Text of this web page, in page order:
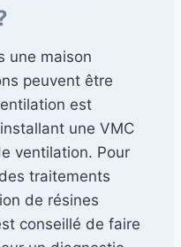
une maison
peuvent être
est
une VMC
ventilation. Pour
traitements
de résines
conseillé de faire